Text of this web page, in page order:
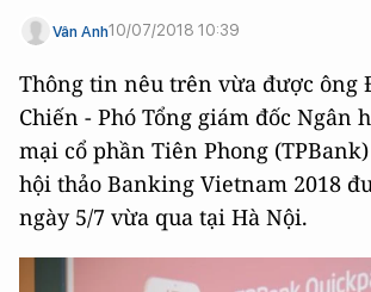
Vân Anh10/07/2018 10:39
Thông tin nêu trên vừa được ông
Chiến - Phó Tổng giám đốc Ngân
mại cổ phần Tiên Phong
hội thảo Banking Vietnam 2018
ngày 5/7 vừa qua tại Hà Nội.